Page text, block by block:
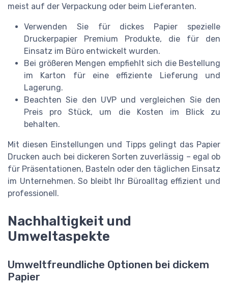
meist auf der Verpackung oder beim Lieferanten.
Verwenden Sie für dickes Papier spezielle
Druckerpapier Premium Produkte, die für den
Einsatz im Büro entwickelt wurden.
Bei größeren Mengen empfiehlt sich die Bestellung
im Karton für eine effiziente Lieferung und
Lagerung.
Beachten Sie den UVP und vergleichen Sie den
Preis pro Stück, um die Kosten im Blick zu
behalten.
Mit diesen Einstellungen und Tipps gelingt das Papier
Drucken auch bei dickeren Sorten zuverlässig – egal ob
für Präsentationen, Basteln oder den täglichen Einsatz
im Unternehmen. So bleibt Ihr Büroalltag effizient und
professionell.
Nachhaltigkeit und
Umweltaspekte
Umweltfreundliche Optionen bei dickem
Papier